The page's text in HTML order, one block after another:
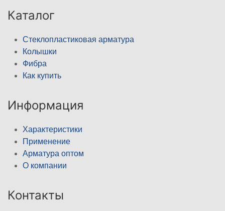
Каталог
Стеклопластиковая арматура
Колышки
Фибра
Как купить
Информация
Характеристики
Применение
Арматура оптом
О компании
Контакты